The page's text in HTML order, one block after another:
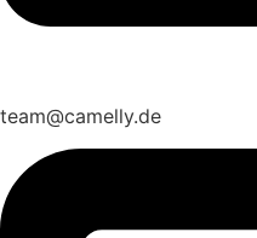
team@camelly.de